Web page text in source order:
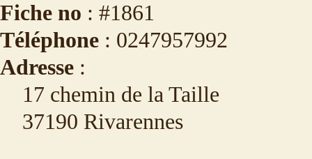
Fiche no : #1861
Téléphone : 0247957992
Adresse :
17 chemin de la Taille
37190 Rivarennes